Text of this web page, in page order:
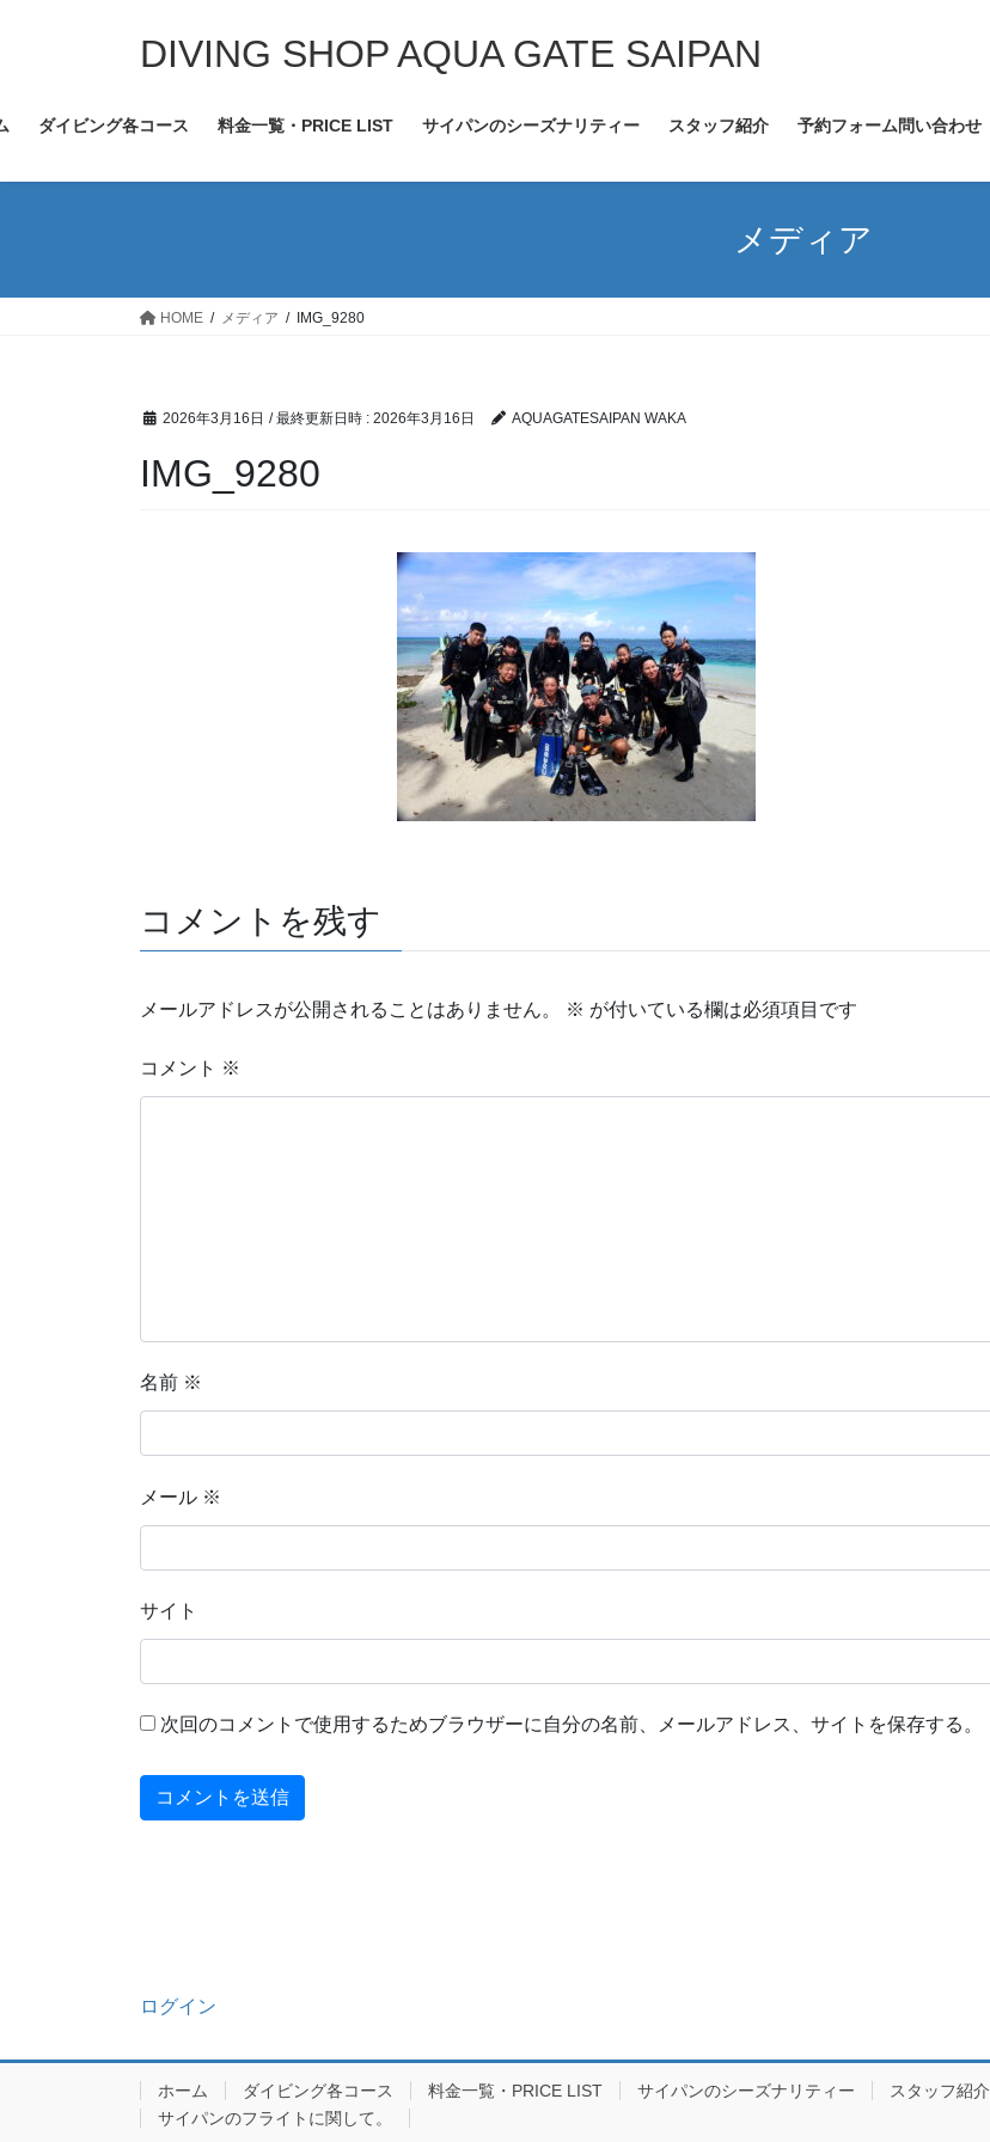
ツ
ス
シ
ン
DIVING SHOP AQUA GATE SAIPAN
ダイビング各コース 料金一覧・PRICE LIST サイパンのシーズナリティー スタッフ紹介 予約フォーム問い合わせ
メディア
HOME メディア IMG_9280
2026年3月16日 / 最終更新日時 : 2026年3月16日 AQUAGATESAIPAN WAKA
IMG_9280
コメントを残す
メールアドレスが公開されることはありません。 ※ が付いている欄は必須項目です
コメント ※
名前 ※
メール ※
サイト
次回のコメントで使用するためブラウザーに自分の名前、メールアドレス、サイトを保存する。
ログイン
ホーム ダイビング各コース 料金一覧・PRICE LIST サイパンのシーズナリティー スタッフ紹介
サイパンのフライトに関して。